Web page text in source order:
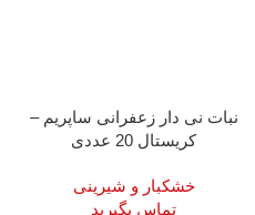
نبات نی دار زعفرانی ساپریم –
کریستال 20 عددی
خشکبار و شیرینی
تماس بگیرید